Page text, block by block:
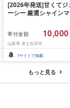
[2026年発送]甘くてジ
ーシー 厳選シャインマ
月前半(1〜15日)から
月下旬までの発送) フ
ーツ ぶどう 果物 山梨
産 2026 旬 大粒 高級
寄付金額 10,000
山梨県 富士吉田市
1サイトで掲載
もっと見る